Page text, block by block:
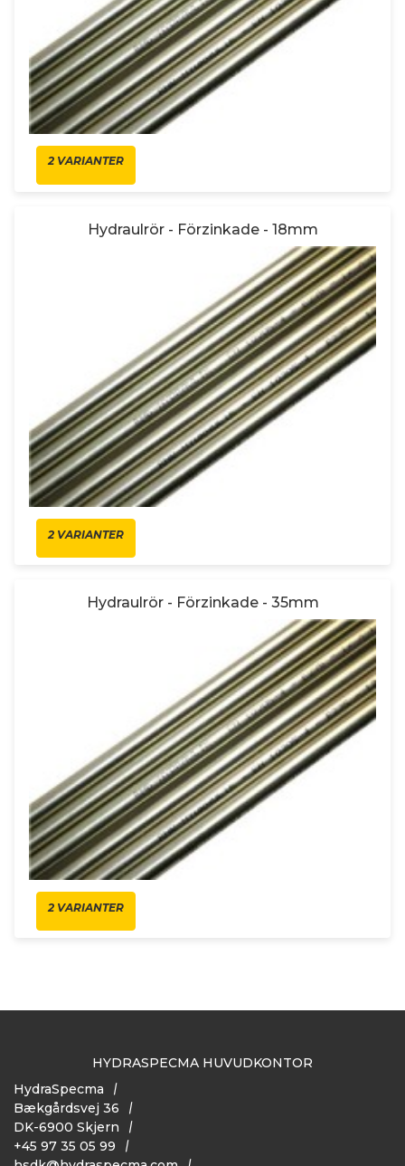
2 VARIANTER
Hydraulrör - Förzinkade - 18mm
2 VARIANTER
Hydraulrör - Förzinkade - 35mm
2 VARIANTER
HYDRASPECMA HUVUDKONTOR
HydraSpecma
Bækgårdsvej 36
DK-6900 Skjern
+45 97 35 05 99